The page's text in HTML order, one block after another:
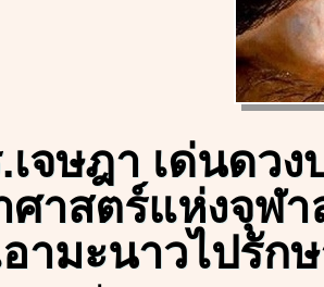
เจษฎา เด่นดว
ศาสตร์แห่งจุฬ
อามะนาวไปรัก